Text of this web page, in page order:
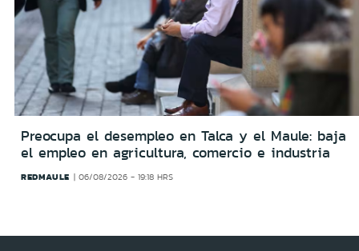
Preocupa el desempleo en Talca y el Maule: baja
el empleo en agricultura, comercio e industria
REDMAULE 06/08/2026 - 19:18 HRS